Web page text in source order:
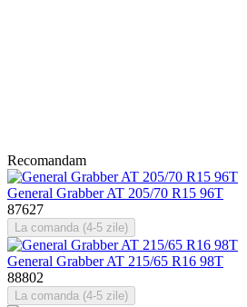
Recomandam
General Grabber AT 205/70 R15 96T
87627
La comanda (4-5 zile)
General Grabber AT 215/65 R16 98T
88802
La comanda (4-5 zile)